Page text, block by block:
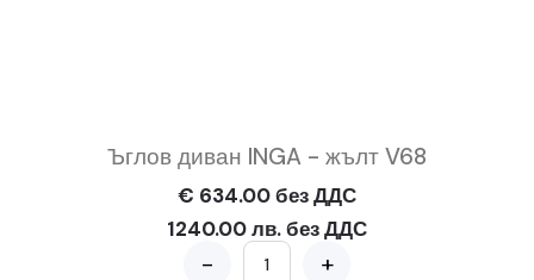
Ъглов диван INGA - жълт V68
€ 634.00 без ДДС
1240.00 лв. без ДДС
- +